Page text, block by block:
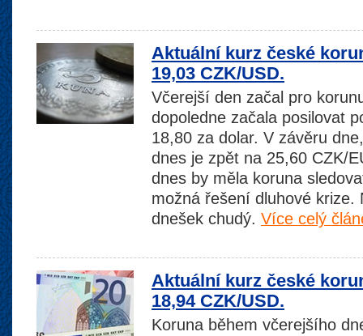
Aktuální kurz české
19,03 CZK/USD.
Včerejší den začal pro
dopoledne začala posilovat
18,80 za dolar. V závěru
dnes je zpět na 25,60 CZK/
dnes by měla koruna
možná řešení dluhové krize.
dnešek chudý. Více celý
Aktuální kurz české
18,94 CZK/USD.
Koruna během včerejšího